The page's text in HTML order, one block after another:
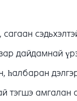
дайдамнай
һалбаран
тэгшэ амгалан